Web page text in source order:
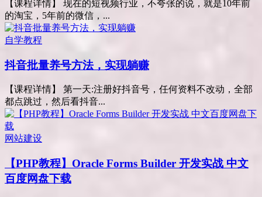
【课程详情】 现在的短视频行业，不夸张的说，就是10年前
的淘宝，5年前的微信，...
自学教程
抖音批量养号方法，实现躺赚
【课程详情】 第一天:注册好抖音号，任何资料不改动，全部
都点跳过，然后看抖音...
网站建设
【PHP教程】Oracle Forms Builder 开发实战 中文
百度网盘下载